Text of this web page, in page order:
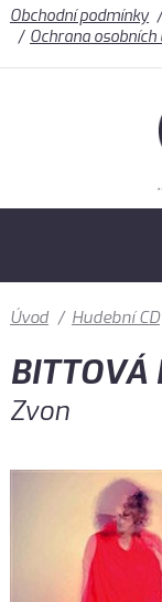
Obchodní podmínky
Ochrana osobních
Úvod / Hudební CD
BITTOVÁ
Zvon